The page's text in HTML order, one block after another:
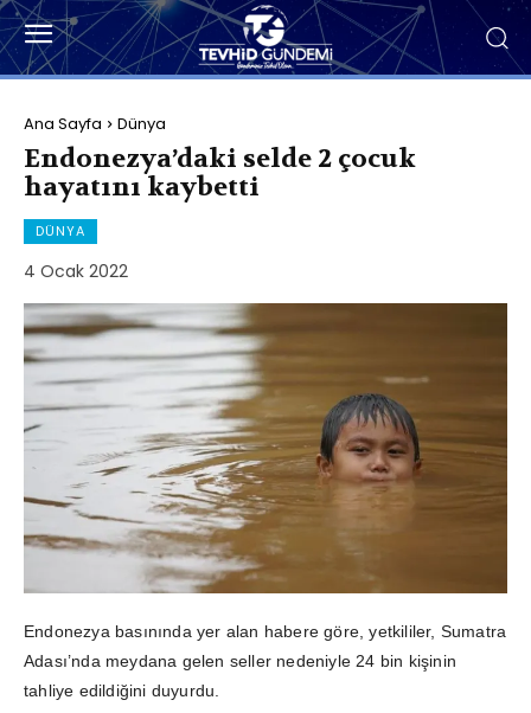
Ana Sayfa Dünya
Endonezya’daki selde 2 çocuk
hayatını kaybetti
DÜNYA
4 Ocak 2022
Endonezya basınında yer alan habere göre, yetkililer, Sumatra
Adası’nda meydana gelen seller nedeniyle 24 bin kişinin
tahliye edildiğini duyurdu.